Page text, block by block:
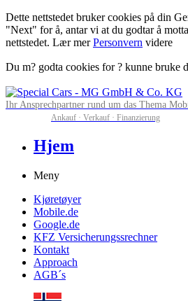
Dette nettstedet bruker cookies på din
"Next" for å, antar vi at du godtar å
nettstedet. Lær merPersonvern videre
Du m? godta cookies for ? kunne bruke
Ihr Ansprechpartner rund um das Thema
Ankauf · Verkauf · Finanzierung
Hjem
Meny
Kjøretøyer
Mobile.de
Google.de
KFZ Versicherungssrechner
Kontakt
Approach
AGB´s